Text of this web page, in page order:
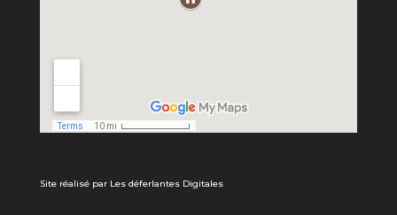
Site réalisé par Les déferlantes Digitales